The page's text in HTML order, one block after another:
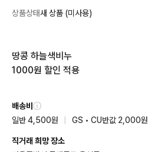
상품상태새 상품 (미사용)
땅콩 하늘색비누
1000원 할인 적용
배송비
일반 4,500원
GS • CU반값 2,000원
직거래 희망 장소